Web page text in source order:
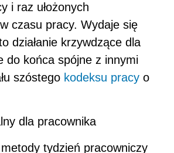
i raz ułożonych
czasu pracy. Wydaje się
działanie krzywdzące dla
do końca spójne z innymi
szóstego kodeksu pracy o
dla pracownika
tydzień pracowniczy